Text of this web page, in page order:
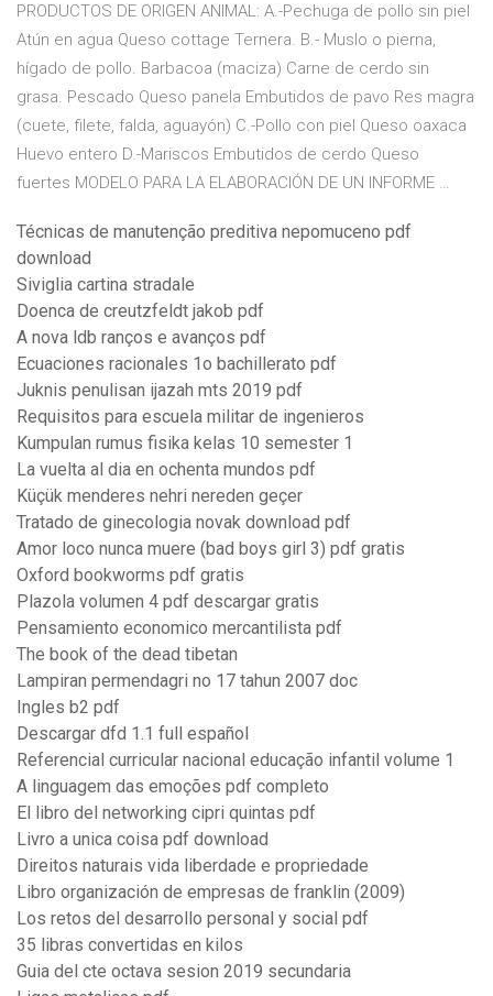
PRODUCTOS DE ORIGEN ANIMAL: A.-Pechuga de pollo sin piel
Atún en agua Queso cottage Ternera. B.- Muslo o pierna,
hígado de pollo. Barbacoa (maciza) Carne de cerdo sin
grasa. Pescado Queso panela Embutidos de pavo Res magra
(cuete, filete, falda, aguayón) C.-Pollo con piel Queso oaxaca
Huevo entero D.-Mariscos Embutidos de cerdo Queso
fuertes MODELO PARA LA ELABORACIÓN DE UN INFORME …
Técnicas de manutenção preditiva nepomuceno pdf
download
Siviglia cartina stradale
Doenca de creutzfeldt jakob pdf
A nova ldb ranços e avanços pdf
Ecuaciones racionales 1o bachillerato pdf
Juknis penulisan ijazah mts 2019 pdf
Requisitos para escuela militar de ingenieros
Kumpulan rumus fisika kelas 10 semester 1
La vuelta al dia en ochenta mundos pdf
Küçük menderes nehri nereden geçer
Tratado de ginecologia novak download pdf
Amor loco nunca muere (bad boys girl 3) pdf gratis
Oxford bookworms pdf gratis
Plazola volumen 4 pdf descargar gratis
Pensamiento economico mercantilista pdf
The book of the dead tibetan
Lampiran permendagri no 17 tahun 2007 doc
Ingles b2 pdf
Descargar dfd 1.1 full español
Referencial curricular nacional educação infantil volume 1
A linguagem das emoções pdf completo
El libro del networking cipri quintas pdf
Livro a unica coisa pdf download
Direitos naturais vida liberdade e propriedade
Libro organización de empresas de franklin (2009)
Los retos del desarrollo personal y social pdf
35 libras convertidas en kilos
Guia del cte octava sesion 2019 secundaria